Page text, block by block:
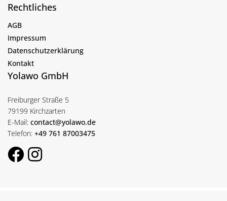
Rechtliches
AGB
Impressum
Datenschutzerklärung
Kontakt
Yolawo GmbH
Freiburger Straße 5
79199 Kirchzarten
E-Mail: contact@yolawo.de
Telefon: +49 761 87003475